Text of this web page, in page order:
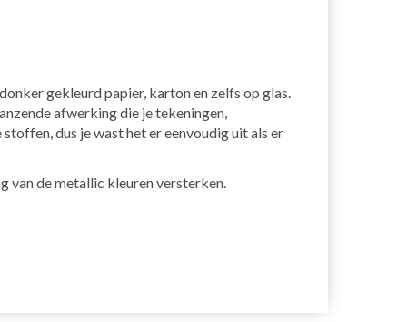
gekleurd papier, karton en zelfs op glas.
afwerking die je tekeningen,
dus je wast het er eenvoudig uit als er
van de metallic kleuren versterken.